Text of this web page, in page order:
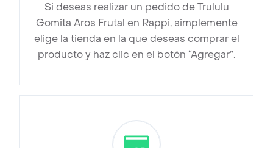
Si deseas realizar un pedido de Trululu
Gomita Aros Frutal en Rappi, simplemente
elige la tienda en la que deseas comprar el
producto y haz clic en el botón “Agregar”.